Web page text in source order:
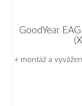
GoodYear
+ montáž a